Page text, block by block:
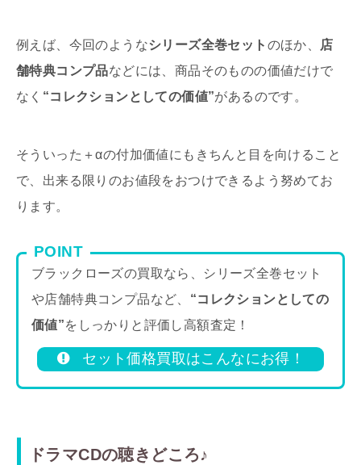
例えば、今回のようなシリーズ全巻セット のほか、
店
舗特典コンプ品などには、商品そのものの価値だけで
なく “コレクションとしての価値”があるのです。
そういった＋αの付加価値にもきちんと目を向けること
で、出来る限りのお値段をおつけできるよう努めてお
ります。
POINT
ブラックローズの買取なら、シリーズ全巻セット
や店舗特典コンプ品など、 “コレクションとしての
価値”をしっかりと評価し高額査定！
セット価格買取はこんなにお得！
ドラマCDの聴きどころ♪